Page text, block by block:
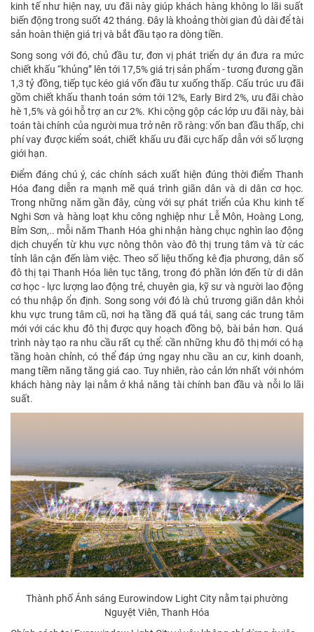
kinh tế như hiện nay, ưu đãi này giúp khách hàng không lo lãi suất
biến động trong suốt 42 tháng. Đây là khoảng thời gian đủ dài để tài
sản hoàn thiện giá trị và bắt đầu tạo ra dòng tiền.
Song song với đó, chủ đầu tư, đơn vị phát triển dự án đưa ra mức
chiết khấu “khủng” lên tới 17,5% giá trị sản phẩm - tương đương gần
1,3 tỷ đồng, tiếp tục kéo giá vốn đầu tư xuống thấp. Cấu trúc ưu đãi
gồm chiết khấu thanh toán sớm tới 12%, Early Bird 2%, ưu đãi chào
hè 1,5% và gói hỗ trợ an cư 2%. Khi cộng gộp các lớp ưu đãi này, bài
toán tài chính của người mua trở nên rõ ràng: vốn ban đầu thấp, chi
phí vay được kiểm soát, chiết khấu ưu đãi cực hấp dẫn với số lượng
giới hạn.
Điểm đáng chú ý, các chính sách xuất hiện đúng thời điểm Thanh
Hóa đang diễn ra mạnh mẽ quá trình giãn dân và di dân cơ học.
Trong những năm gần đây, cùng với sự phát triển của Khu kinh tế
Nghi Sơn và hàng loạt khu công nghiệp như Lễ Môn, Hoàng Long,
Bỉm Sơn,.. mỗi năm Thanh Hóa ghi nhận hàng chục nghìn lao động
dịch chuyển từ khu vực nông thôn vào đô thị trung tâm và từ các
tỉnh lân cận đến làm việc. Theo số liệu thống kê địa phương, dân số
đô thị tại Thanh Hóa liên tục tăng, trong đó phần lớn đến từ di dân
cơ học - lực lượng lao động trẻ, chuyên gia, kỹ sư và người lao động
có thu nhập ổn định. Song song với đó là chủ trương giãn dân khỏi
khu vực trung tâm cũ, nơi hạ tầng đã quá tải, sang các trung tâm
mới với các khu đô thị được quy hoạch đồng bộ, bài bản hơn. Quá
trình này tạo ra nhu cầu rất cụ thể: cần những khu đô thị mới có hạ
tầng hoàn chỉnh, có thể đáp ứng ngay nhu cầu an cư, kinh doanh,
mang tiềm năng tăng giá cao. Tuy nhiên, rào cản lớn nhất với nhóm
khách hàng này lại nằm ở khả năng tài chính ban đầu và nỗi lo lãi
suất.
Thành phố Ánh sáng Eurowindow Light City nằm tại phường
Nguyệt Viên, Thanh Hóa